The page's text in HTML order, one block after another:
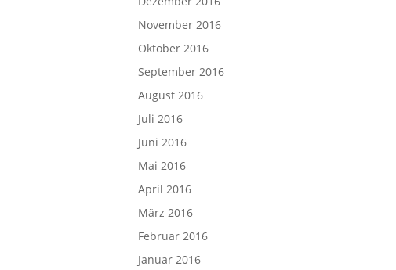
November 2016
Oktober 2016
September 2016
August 2016
Juli 2016
Juni 2016
Mai 2016
April 2016
März 2016
Februar 2016
Januar 2016